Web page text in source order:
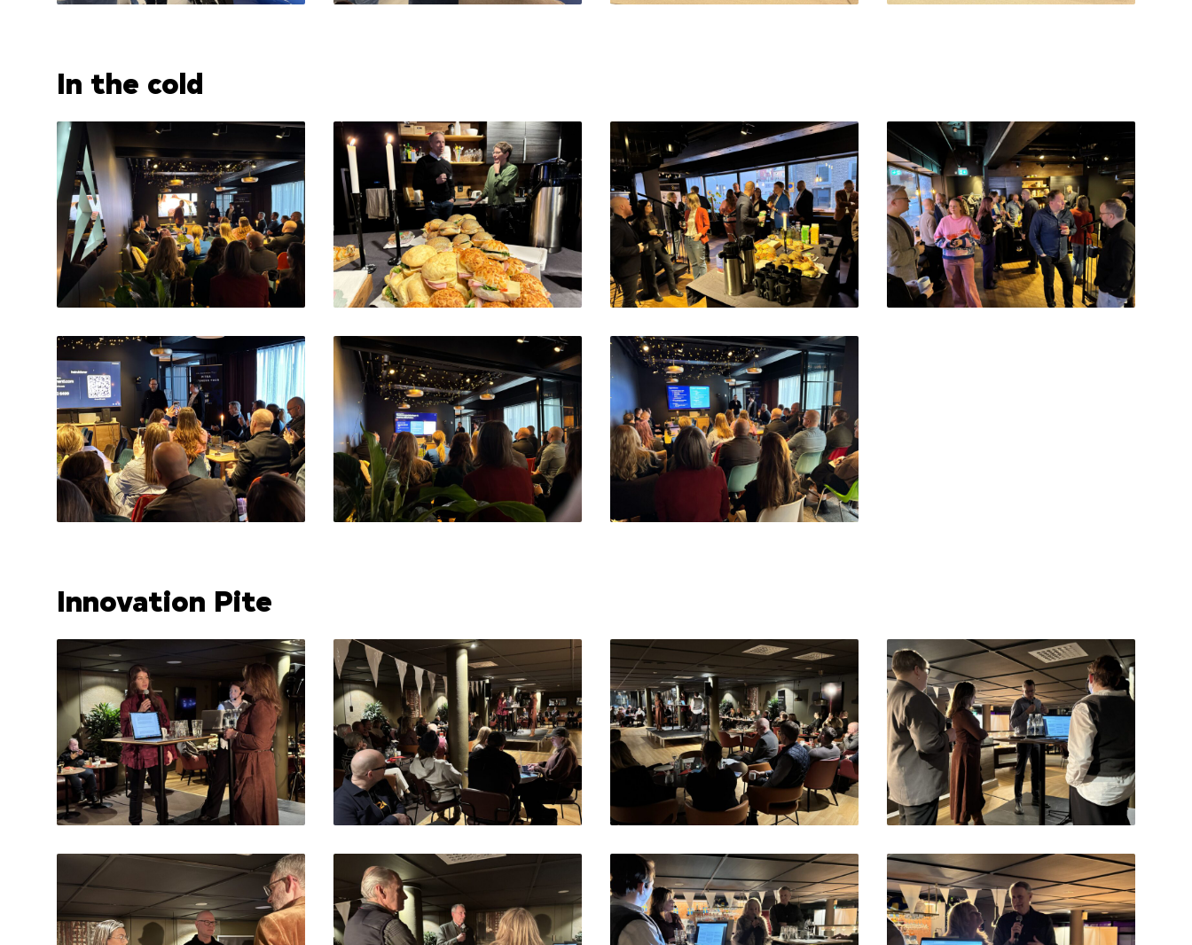
In the cold
Innovation Pite